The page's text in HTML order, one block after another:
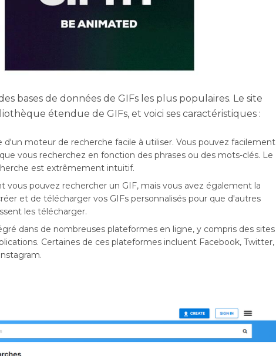
bases de données de GIFs les plus populaires. Le site
étendue de GIFs, et voici ses caractéristiques :
d'un moteur de recherche facile à utiliser. Vous pouvez facilement
vous recherchez en fonction des phrases ou des mots-clés. Le
est extrêmement intuitif.
vous pouvez rechercher un GIF, mais vous avez également la
et de télécharger vos GIFs personnalisés pour que d'autres
les télécharger.
dans de nombreuses plateformes en ligne, y compris des sites
Certaines de ces plateformes incluent Facebook, Twitter,